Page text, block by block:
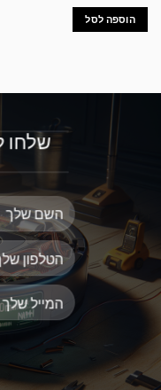
הוספה לסל
שלחו